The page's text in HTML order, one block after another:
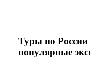
Туры по
популярные